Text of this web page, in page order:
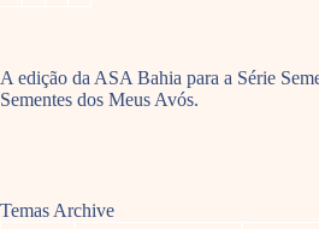
A edição da ASA Bahia para a Série
Sementes dos Meus Avós.
Temas Archive